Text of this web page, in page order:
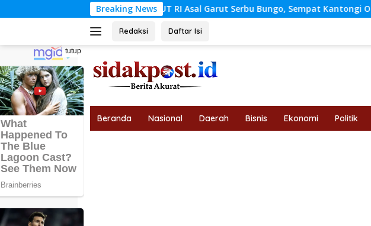
ke
Breaking News
Atribut HUT RI Asal Garut Serbu Bungo, Sempat Kantongi Omzet Rp5 Juta Sehari
Redaksi Daftar Isi
tutup
Beranda Nasional Daerah Bisnis Ekonomi Politik